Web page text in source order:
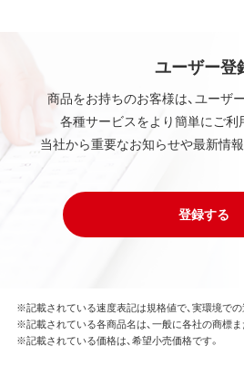
ユーザー登
商品をお持ちのお客様は、ユーザ
各種サービスをより簡単にご利
当社から重要なお知らせや最新情
登録する
※記載されている速度表記は規格値で、実環境での
※記載されている各商品名は、一般に各社の商標ま
※記載されている価格は、希望小売価格です。